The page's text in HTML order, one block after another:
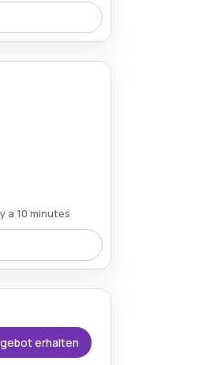
des
a 10 minutes
Käufern
erhalten